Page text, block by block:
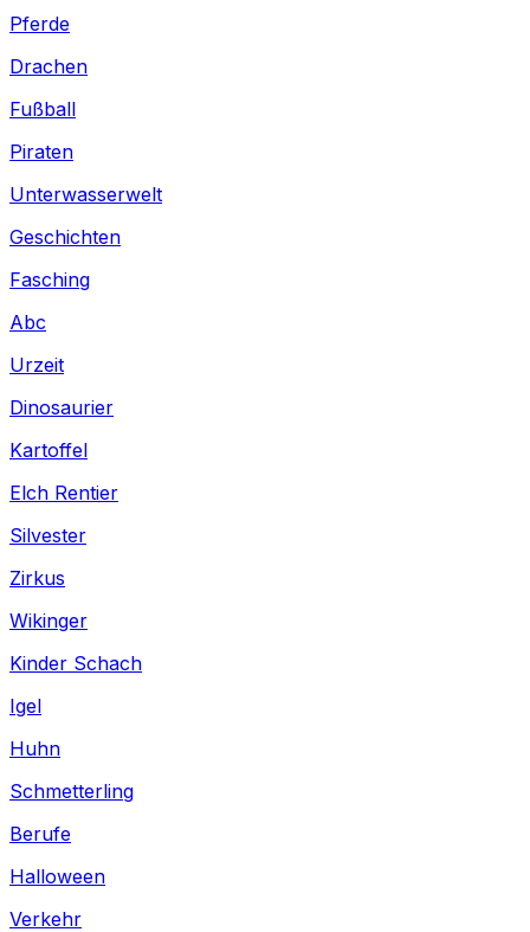
Pferde
Drachen
Fußball
Piraten
Unterwasserwelt
Geschichten
Fasching
Abc
Urzeit
Dinosaurier
Kartoffel
Elch Rentier
Silvester
Zirkus
Wikinger
Kinder Schach
Igel
Huhn
Schmetterling
Berufe
Halloween
Verkehr